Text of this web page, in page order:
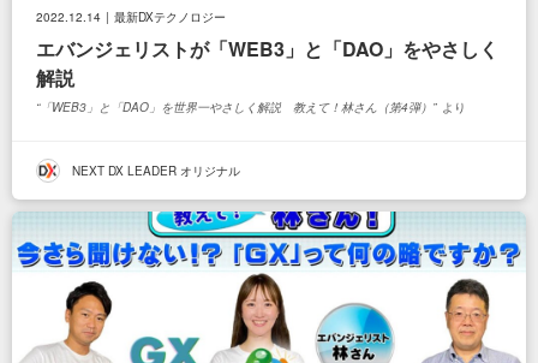
エバンジェリストが「WEB3」と「DAO」をやさしく
解説
「WEB3」と「DAO」を世界一やさしく解説 教えて！林さん（第4弾） より
2022.12.14 最新DXテクノロジー
NEXT DX LEADER オリジナル